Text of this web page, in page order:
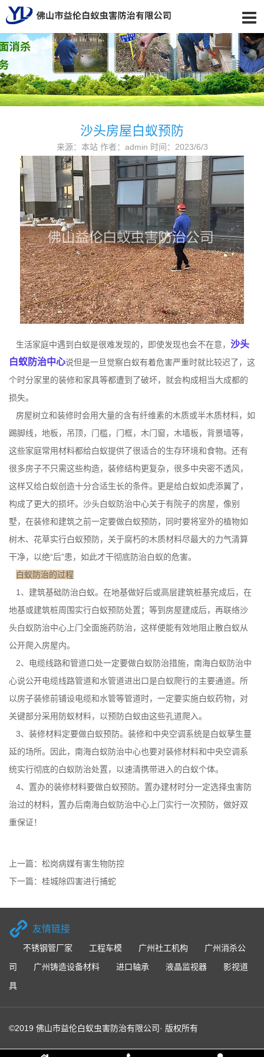
沙头房屋白蚁预防
来源：本站 作者：admin 时间：2023/6/3
生活家庭中遇到白蚁是很难发现的，即使发现也会不在意， 沙头
白蚁防治中心说但是一旦觉察白蚁有着危害严重时就比较迟了，这
个时分家里的装修和家具等都遭到了破坏，就会构成相当大成都的
损失。
房屋树立和装修时会用大量的含有纤维素的木质或半木质材料，如
踢脚线，地板，吊顶，门槛，门框，木门窗，木墙板，背景墙等，
这些家庭常用材料都给白蚁提供了很适合的生存环境和食物。还有
很多房子不只需这些构造，装修结构更复杂，很多中央密不透风，
这样又给白蚁创造十分合适生长的条件。更是给白蚁如虎添翼了，
构成了更大的损坏。沙头白蚁防治中心关于有院子的房屋，像别
墅，在装修和建筑之前一定要做白蚁预防，同时要将室外的植物如
树木、花草实行白蚁预防，关于腐朽的木质材料尽最大的力气清算
干净，以绝“后”患，如此才干彻底防治白蚁的危害。
白蚁防治的过程
1、建筑基础防治白蚁。在地基做好后或高层建筑桩基完成后，在
地基或建筑桩周围实行白蚁预防处置；等到房屋建成后，再联络沙
头白蚁防治中心上门全面施药防治，这样便能有效地阻止散白蚁从
公开爬入房屋内。
2、电缆线路和管道口处一定要做白蚁防治措施，南海白蚁防治中
心说公开电缆线路管道和水管道进出口是白蚁爬行的主要通道。所
以房子装修前铺设电缆和水管等管道时，一定要实施白蚁药物，对
关键部分采用防蚁材料，以预防白蚁由这些孔道爬入。
3、装修材料定要做白蚁预防。装修和中央空调系统是白蚁孳生蔓
延的场所。因此，南海白蚁防治中心也要对装修材料和中央空调系
统实行彻底的白蚁防治处置，以速清携带进入的白蚁个体。
4、置办的装修材料要做白蚁预防。置办建材时分一定选择虫害防
治过的材料，置办后南海白蚁防治中心上门实行一次预防，做好双
重保证！
上一篇： 松岗病媒有害生物防控
下一篇： 桂城除四害进行捕蛇
友情链接
不锈钢管厂家 工程车模 广州社工机构
广州消杀公
司
广州铸造设备材料 进口轴承 液晶监视器
影视道
具
©2019 佛山市益伦白蚁虫害防治有限公司· 版权所有